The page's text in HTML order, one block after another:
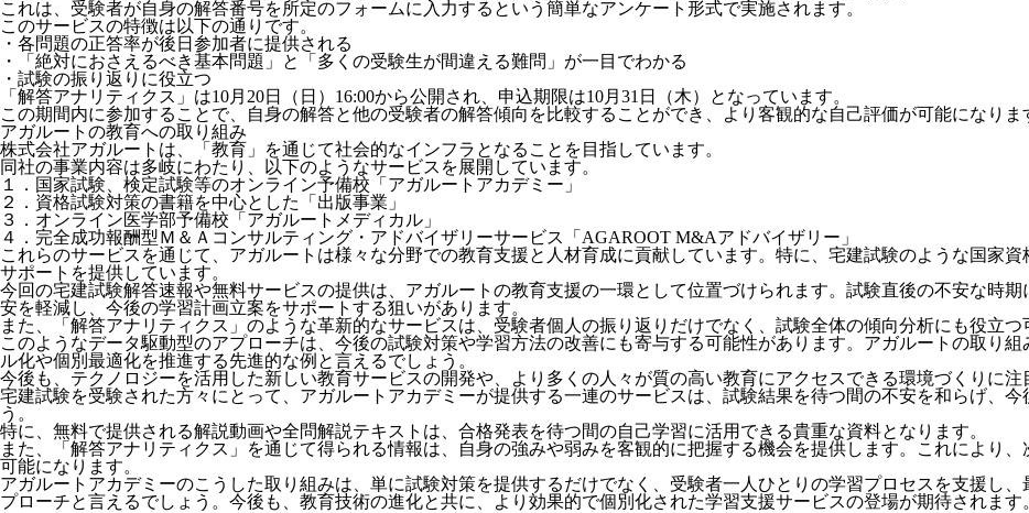
これは、受験者が自身の解答番号を所定のフォームに入力するという簡単なアンケート形式で実施されます。
このサービスの特徴は以下の通りです。
・各問題の正答率が後日参加者に提供される
・「絶対におさえるべき基本問題」と「多くの受験生が間違える難問」が一目でわかる
・試験の振り返りに役立つ
「解答アナリティクス」は10月20日（日）16:00から公開され、申込期限は10月31日（木）となっています。
この期間内に参加することで、自身の解答と他の受験者の解答傾向を比較することができ、より客観的な自己評価が可能になりま
アガルートの教育への取り組み
株式会社アガルートは、「教育」を通じて社会的なインフラとなることを目指しています。
同社の事業内容は多岐にわたり、以下のようなサービスを展開しています。
１．国家試験、検定試験等のオンライン予備校「アガルートアカデミー」
２．資格試験対策の書籍を中心とした「出版事業」
３．オンライン医学部予備校「アガルートメディカル」
４．完全成功報酬型Ｍ＆Ａコンサルティング・アドバイザリーサービス「AGAROOT M&Aアドバイザリー」
これらのサービスを通じて、アガルートは様々な分野での教育支援と人材育成に貢献しています。特に、宅建試験のような国家
サポートを提供しています。
今回の宅建試験解答速報や無料サービスの提供は、アガルートの教育支援の一環として位置づけられます。試験直後の不安な時
安を軽減し、今後の学習計画立案をサポートする狙いがあります。
また、「解答アナリティクス」のような革新的なサービスは、受験者個人の振り返りだけでなく、試験全体の傾向分析にも役立つ
このようなデータ駆動型のアプローチは、今後の試験対策や学習方法の改善にも寄与する可能性があります。アガルートの取り
ル化や個別最適化を推進する先進的な例と言えるでしょう。
今後も、テクノロジーを活用した新しい教育サービスの開発や、より多くの人々が質の高い教育にアクセスできる環境づくりに注
宅建試験を受験された方々にとって、アガルートアカデミーが提供する一連のサービスは、試験結果を待つ間の不安を和らげ、
う。
特に、無料で提供される解説動画や全問解説テキストは、合格発表を待つ間の自己学習に活用できる貴重な資料となります。
また、「解答アナリティクス」を通じて得られる情報は、自身の強みや弱みを客観的に把握する機会を提供します。これにより
可能になります。
アガルートアカデミーのこうした取り組みは、単に試験対策を提供するだけでなく、受験者一人ひとりの学習プロセスを支援し
プローチと言えるでしょう。今後も、教育技術の進化と共に、より効果的で個別化された学習支援サービスの登場が期待されます